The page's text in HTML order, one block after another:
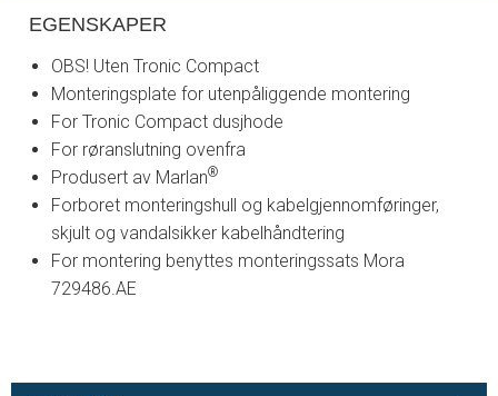
EGENSKAPER
OBS! Uten Tronic Compact
Monteringsplate for utenpåliggende montering
For Tronic Compact dusjhode
For røranslutning ovenfra
Produsert av Marlan®
Forboret monteringshull og kabelgjennomføringer,
skjult og vandalsikker kabelhåndtering
For montering benyttes monteringssats Mora
729486.AE